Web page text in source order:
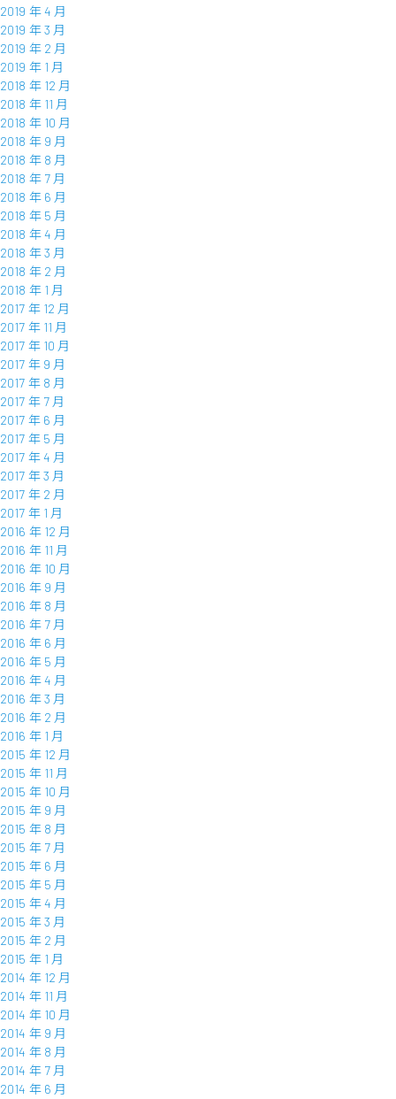
2019 年 4 月
2019 年 3 月
2019 年 2 月
2019 年 1 月
2018 年 12 月
2018 年 11 月
2018 年 10 月
2018 年 9 月
2018 年 8 月
2018 年 7 月
2018 年 6 月
2018 年 5 月
2018 年 4 月
2018 年 3 月
2018 年 2 月
2018 年 1 月
2017 年 12 月
2017 年 11 月
2017 年 10 月
2017 年 9 月
2017 年 8 月
2017 年 7 月
2017 年 6 月
2017 年 5 月
2017 年 4 月
2017 年 3 月
2017 年 2 月
2017 年 1 月
2016 年 12 月
2016 年 11 月
2016 年 10 月
2016 年 9 月
2016 年 8 月
2016 年 7 月
2016 年 6 月
2016 年 5 月
2016 年 4 月
2016 年 3 月
2016 年 2 月
2016 年 1 月
2015 年 12 月
2015 年 11 月
2015 年 10 月
2015 年 9 月
2015 年 8 月
2015 年 7 月
2015 年 6 月
2015 年 5 月
2015 年 4 月
2015 年 3 月
2015 年 2 月
2015 年 1 月
2014 年 12 月
2014 年 11 月
2014 年 10 月
2014 年 9 月
2014 年 8 月
2014 年 7 月
2014 年 6 月